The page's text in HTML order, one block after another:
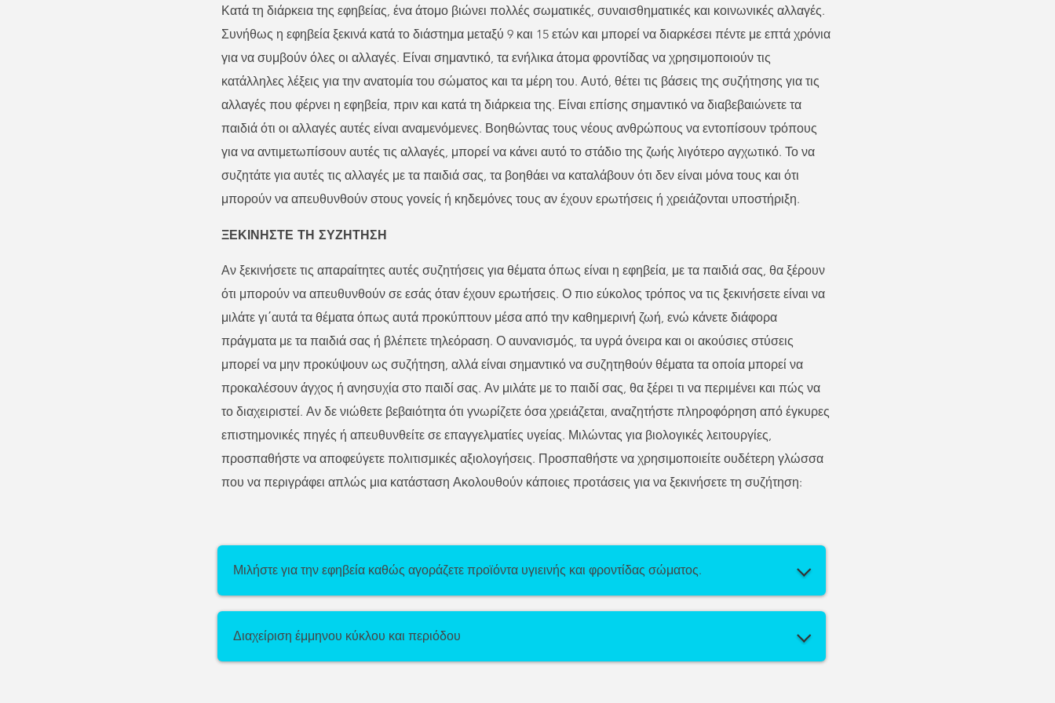
Κατά τη διάρκεια της εφηβείας, ένα άτομο βιώνει πολλές σωματικές, συναισθηματικές και κοινωνικές αλλαγές.
Συνήθως η εφηβεία ξεκινά κατά το διάστημα μεταξύ 9 και 15 ετών και μπορεί να διαρκέσει πέντε με επτά χρόνια
για να συμβούν όλες οι αλλαγές. Είναι σημαντικό, τα ενήλικα άτομα φροντίδας να χρησιμοποιούν τις
κατάλληλες λέξεις για την ανατομία του σώματος και τα μέρη του. Αυτό, θέτει τις βάσεις της συζήτησης για τις
αλλαγές που φέρνει η εφηβεία, πριν και κατά τη διάρκεια της. Είναι επίσης σημαντικό να διαβεβαιώνετε τα
παιδιά ότι οι αλλαγές αυτές είναι αναμενόμενες. Βοηθώντας τους νέους ανθρώπους να εντοπίσουν τρόπους
για να αντιμετωπίσουν αυτές τις αλλαγές, μπορεί να κάνει αυτό το στάδιο της ζωής λιγότερο αγχωτικό. Το να
συζητάτε για αυτές τις αλλαγές με τα παιδιά σας, τα βοηθάει να καταλάβουν ότι δεν είναι μόνα τους και ότι
μπορούν να απευθυνθούν στους γονείς ή κηδεμόνες τους αν έχουν ερωτήσεις ή χρειάζονται υποστήριξη.
ΞΕΚΙΝΗΣΤΕ ΤΗ ΣΥΖΗΤΗΣΗ
Αν ξεκινήσετε τις απαραίτητες αυτές συζητήσεις για θέματα όπως είναι η εφηβεία, με τα παιδιά σας, θα ξέρουν
ότι μπορούν να απευθυνθούν σε εσάς όταν έχουν ερωτήσεις. Ο πιο εύκολος τρόπος να τις ξεκινήσετε είναι να
μιλάτε γι΄αυτά τα θέματα όπως αυτά προκύπτουν μέσα από την καθημερινή ζωή, ενώ κάνετε διάφορα
πράγματα με τα παιδιά σας ή βλέπετε τηλεόραση. Ο αυνανισμός, τα υγρά όνειρα και οι ακούσιες στύσεις
μπορεί να μην προκύψουν ως συζήτηση, αλλά είναι σημαντικό να συζητηθούν θέματα τα οποία μπορεί να
προκαλέσουν άγχος ή ανησυχία στο παιδί σας. Αν μιλάτε με το παιδί σας, θα ξέρει τι να περιμένει και πώς να
το διαχειριστεί. Αν δε νιώθετε βεβαιότητα ότι γνωρίζετε όσα χρειάζεται, αναζητήστε πληροφόρηση από έγκυρες
επιστημονικές πηγές ή απευθυνθείτε σε επαγγελματίες υγείας. Μιλώντας για βιολογικές λειτουργίες,
προσπαθήστε να αποφεύγετε πολιτισμικές αξιολογήσεις. Προσπαθήστε να χρησιμοποιείτε ουδέτερη γλώσσα
που να περιγράφει απλώς μια κατάσταση Ακολουθούν κάποιες προτάσεις για να ξεκινήσετε τη συζήτηση:
Μιλήστε για την εφηβεία καθώς αγοράζετε προϊόντα υγιεινής και φροντίδας σώματος.
Διαχείριση έμμηνου κύκλου και περιόδου